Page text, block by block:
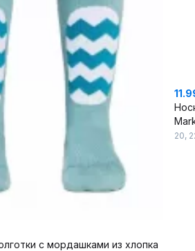
с мордашками из хлопка
20,